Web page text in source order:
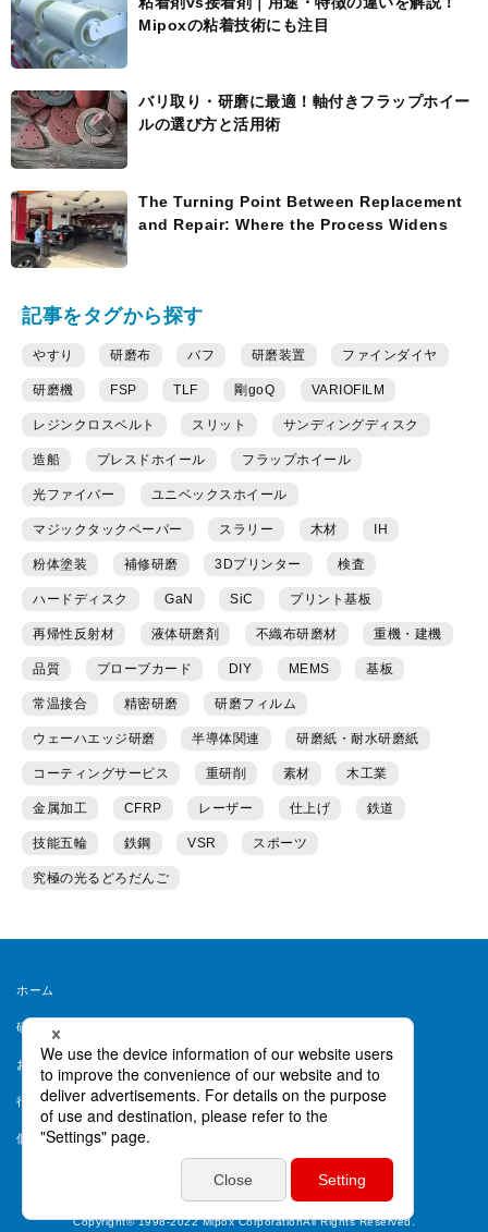
Mipoxの粘着技術にも注目
バリ取り・研磨に最適！軸付きフラップホイー
ルの選び方と活用術
The Turning Point Between Replacement
and Repair: Where the Process Widens
記事をタグから探す
やすり 研磨布 バフ 研磨装置 ファインダイヤ
研磨機 FSP TLF 剛goQ VARIOFILM
レジンクロスベルト スリット サンディングディスク
造船 プレスドホイール フラップホイール
光ファイバー ユニベックスホイール
マジックタックペーパー スラリー 木材 IH
粉体塗装 補修研磨 3Dプリンター 検査
ハードディスク GaN SiC プリント基板
再帰性反射材 液体研磨剤 不織布研磨材 重機・建機
品質 プローブカード DIY MEMS 基板
常温接合 精密研磨 研磨フィルム
ウェーハエッジ研磨 半導体関連 研磨紙・耐水研磨紙
コーティングサービス 重研削 素材 木工業
金属加工 CFRP レーザー 仕上げ 鉄道
技能五輪 鉄鋼 VSR スポーツ
究極の光るどろだんご
ホーム
研磨ラボとは
お問い合わせ 会員規約
行動ターゲティング等について ヘルプ
個人情報保護方針
Copyright© 1998-2022 Mipox CorporationAll Rights Reserved.